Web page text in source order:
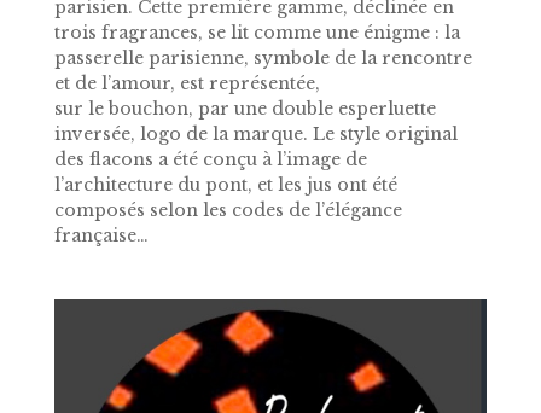
parisien. Cette première gamme, déclinée en
trois fragrances, se lit comme une énigme : la
passerelle parisienne, symbole de la rencontre
et de l’amour, est représentée,
sur le bouchon, par une double esperluette
inversée, logo de la marque. Le style original
des flacons a été conçu à l’image de
l’architecture du pont, et les jus ont été
composés selon les codes de l’élégance
française…